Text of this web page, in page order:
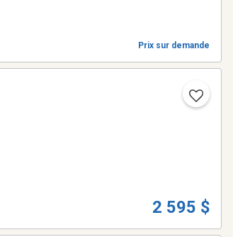
Prix sur demande
2 595 $